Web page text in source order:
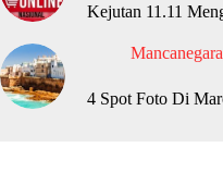
Kejutan 11.11
Mancanegara
4 Spot Foto Di